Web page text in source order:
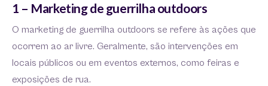
1 – Marketing de guerrilha outdoors
O marketing de guerrilha outdoors se refere às ações que
ocorrem ao ar livre. Geralmente, são intervenções em
locais públicos ou em eventos externos, como feiras e
exposições de rua.